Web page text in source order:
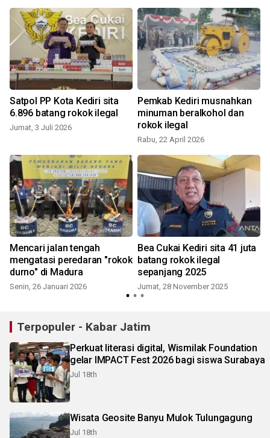
Satpol PP Kota Kediri sita
6.896 batang rokok ilegal
Jumat, 3 Juli 2026
Pemkab Kediri musnahkan
minuman beralkohol dan
rokok ilegal
Rabu, 22 April 2026
Mencari jalan tengah
mengatasi peredaran "rokok
durno" di Madura
Senin, 26 Januari 2026
Bea Cukai Kediri sita 41 juta
batang rokok ilegal
sepanjang 2025
Jumat, 28 November 2025
Terpopuler - Kabar Jatim
Perkuat literasi digital, Wismilak Foundation
gelar IMPACT Fest 2026 bagi siswa Surabaya
Jul 18th
Wisata Geosite Banyu Mulok Tulungagung
Jul 18th